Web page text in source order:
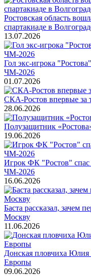
Ростовская область
спартакиаде в
13.07.2026
Гол экс-игрока
ЧМ-2026
01.07.2026
СКА-Ростов впервые за
28.06.2026
Полузащитник
19.06.2026
Игрок ФК "Ростов"
ЧМ-2026
16.06.2026
Баста рассказал, зачем
Москву
11.06.2026
Донская пловчиха
Европы
09.06.2026